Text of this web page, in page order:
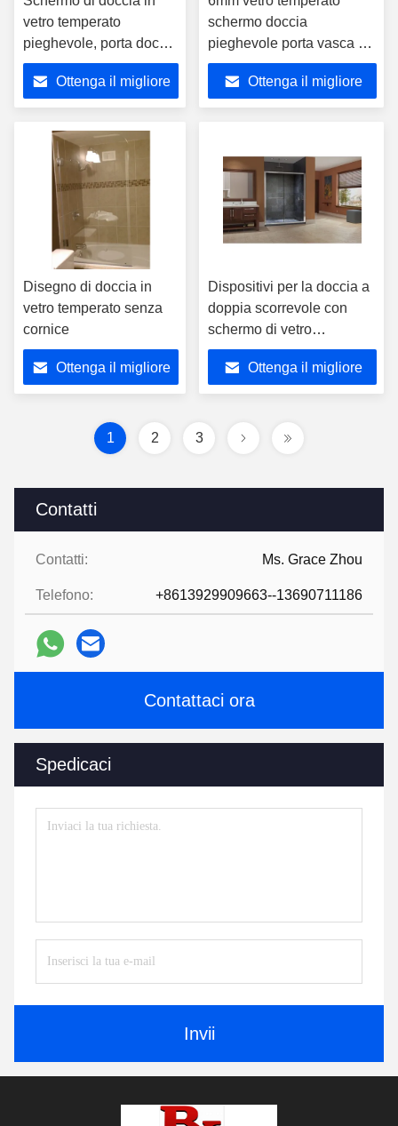
Contatti
Contatti: Ms. Grace Zhou
Telefono: +8613929909663--13690711186
Contattaci ora
Spedicaci
Invii
vetro temperato
pieghevole, porta doccia
OEM
Ottenga il migliore
schermo doccia
pieghevole porta vasca a
spillo cromo
Ottenga il migliore
Disegno di doccia in
vetro temperato senza
cornice
Ottenga il migliore
Dispositivi per la doccia a
doppia scorrevole con
schermo di vetro
temperato
Ottenga il migliore
1 2 3